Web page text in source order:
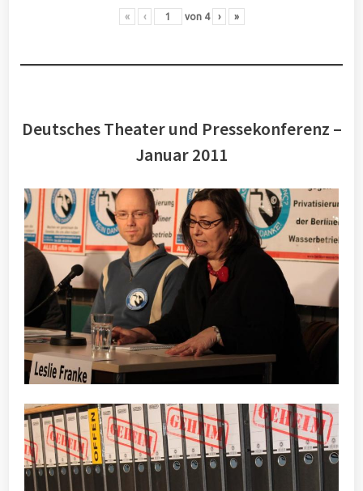
« ‹ von 4 › »
Deutsches Theater und Pressekonferenz –
Januar 2011